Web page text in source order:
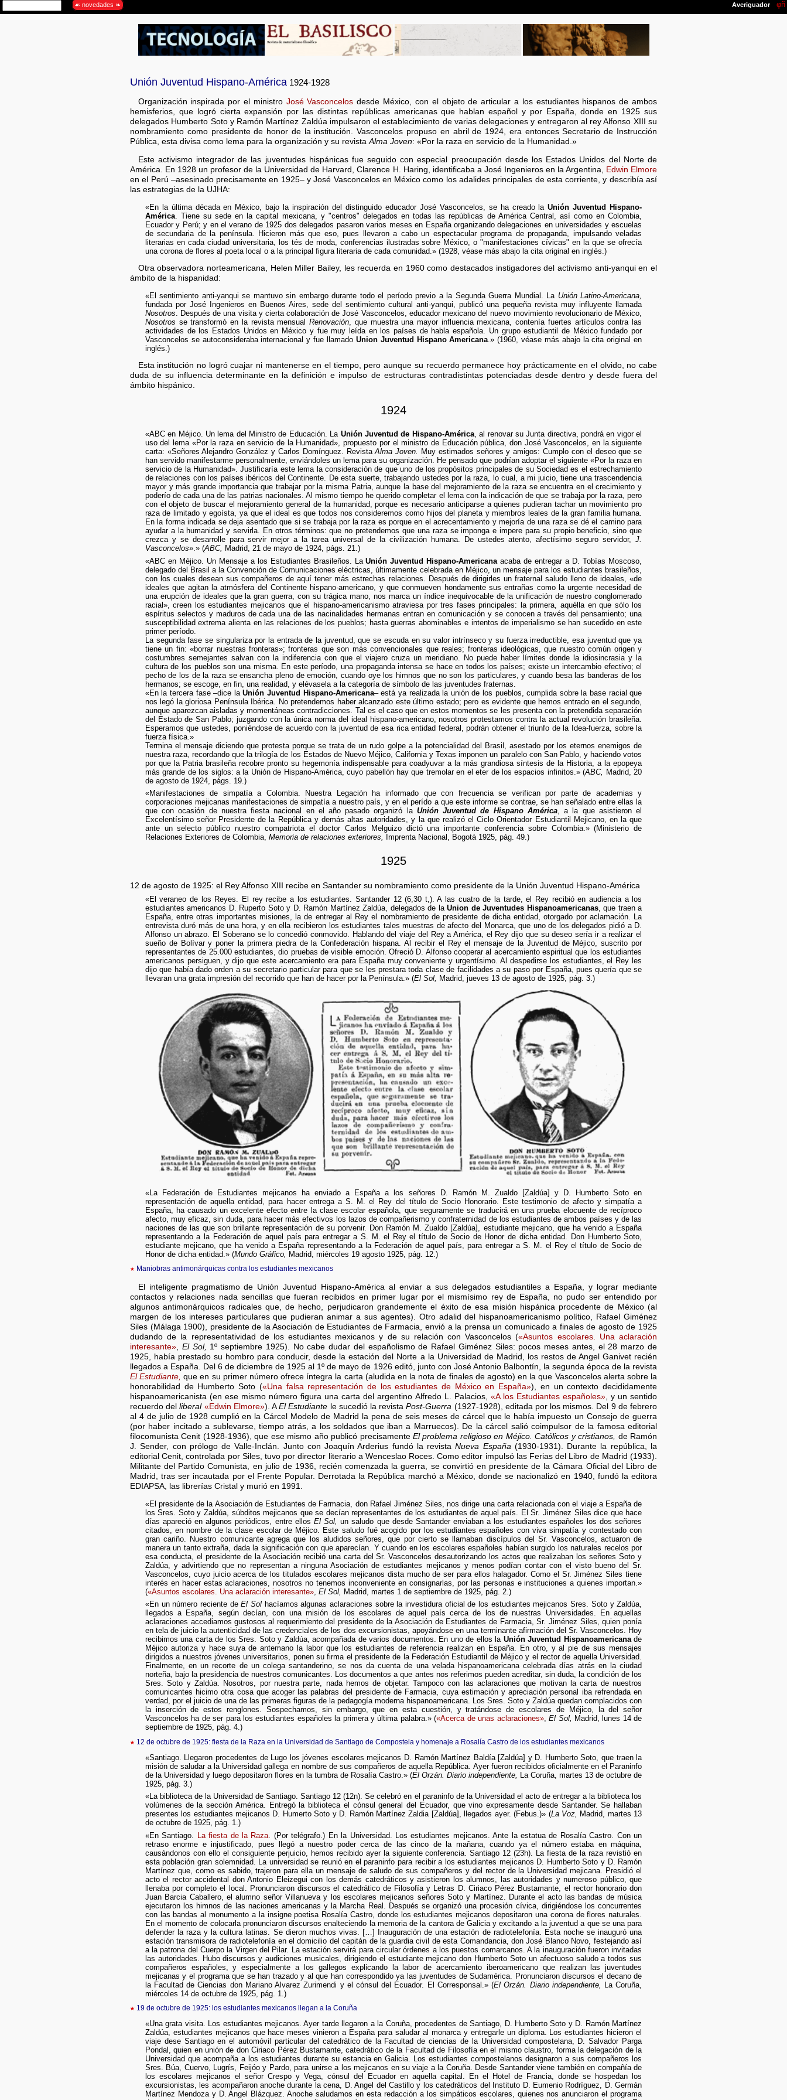
Unión Juventud Hispano-América 1924-1928
Organización inspirada por el ministro José Vasconcelos desde México, con el objeto de articular a los estudiantes hispanos de ambos
hemisferios, que logró cierta expansión por las distintas repúblicas americanas que hablan español y por España, donde en 1925 sus
delegados Humberto Soto y Ramón Martínez Zaldúa impulsaron el establecimiento de varias delegaciones y entregaron al rey Alfonso XIII su
nombramiento como presidente de honor de la institución. Vasconcelos propuso en abril de 1924, era entonces Secretario de Instrucción
Pública, esta divisa como lema para la organización y su revistaAlma Joven: «Por la raza en servicio de la Humanidad.»
Este activismo integrador de las juventudes hispánicas fue seguido con especial preocupación desde los Estados Unidos del Norte de
América. En 1928 un profesor de la Universidad de Harvard, Clarence H. Haring, identificaba a José Ingenieros en la Argentina,
Edwin Elmore
en el Perú –asesinado precisamente en 1925– y José Vasconcelos en México como los adalides principales de esta corriente, y describía así
las estrategias de la UJHA:
«En la última década en México, bajo la inspiración del distinguido educador José Vasconcelos, se ha creado laUnión Juventud Hispano-
América. Tiene su sede en la capital mexicana, y "centros" delegados en todas las repúblicas de América Central, así como en Colombia,
Ecuador y Perú; y en el verano de 1925 dos delegados pasaron varios meses en España organizando delegaciones en universidades y escuelas
de secundaria de la península. Hicieron más que eso, pues llevaron a cabo un espectacular programa de propaganda, impulsando veladas
literarias en cada ciudad universitaria, los tés de moda, conferencias ilustradas sobre México, o "manifestaciones cívicas" en la que se ofrecía
una corona de flores al poeta local o a la principal figura literaria de cada comunidad.» (1928, véase más abajo la cita original en inglés.)
Otra observadora norteamericana, Helen Miller Bailey, les recuerda en 1960 como destacados instigadores del activismo anti-yanqui en el
ámbito de la hispanidad:
«El sentimiento anti-yanqui se mantuvo sin embargo durante todo el período previo a la Segunda Guerra Mundial. La Unión Latino-Americana,
fundada por José Ingenieros en Buenos Aires, sede del sentimiento cultural anti-yanqui, publicó una pequeña revista muy influyente llamada
Nosotros . Después de una visita y cierta colaboración de José Vasconcelos, educador mexicano del nuevo movimiento revolucionario de México,
Nosotros se transformó en la revista mensualRenovación , que muestra una mayor influencia mexicana, contenía fuertes artículos contra las
actividades de los Estados Unidos en México y fue muy leída en los países de habla española. Un grupo estudiantil de México fundado por
Vasconcelos se autoconsideraba internacional y fue llamado Union Juventud Hispano Americana .» (1960, véase más abajo la cita original en
inglés.)
Esta institución no logró cuajar ni mantenerse en el tiempo, pero aunque su recuerdo permanece hoy prácticamente en el olvido, no cabe
duda de su influencia determinante en la definición e impulso de estructuras contradistintas potenciadas desde dentro y desde fuera del
ámbito hispánico.
1924
«ABC en Méjico. Un lema del Ministro de Educación. La Unión Juventud de Hispano-América, al renovar su Junta directiva, pondrá en vigor el
uso del lema «Por la raza en servicio de la Humanidad», propuesto por el ministro de Educación pública, don José Vasconcelos, en la siguiente
carta: «Señores Alejandro González y Carlos Domínguez. RevistaAlma Joven. Muy estimados señores y amigos: Cumplo con el deseo que se
han servido manifestarme personalmente, enviándoles un lema para su organización. He pensado que podrían adoptar el siguiente «Por la raza en
servicio de la Humanidad». Justificaría este lema la consideración de que uno de los propósitos principales de su Sociedad es el estrechamiento
de relaciones con los países ibéricos del Continente. De esta suerte, trabajando ustedes por la raza, lo cual, a mi juicio, tiene una trascendencia
mayor y más grande importancia que trabajar por la misma Patria, aunque la base del mejoramiento de la raza se encuentra en el crecimiento y
poderío de cada una de las patrias nacionales. Al mismo tiempo he querido completar el lema con la indicación de que se trabaja por la raza, pero
con el objeto de buscar el mejoramiento general de la humanidad, porque es necesario anticiparse a quienes pudieran tachar un movimiento pro
raza de limitado y egoísta, ya que el ideal es que todos nos consideremos como hijos del planeta y miembros leales de la gran familia humana.
En la forma indicada se deja asentado que si se trabaja por la raza es porque en el acrecentamiento y mejoría de una raza se dé el camino para
ayudar a la humanidad y servirla. En otros términos: que no pretendemos que una raza se imponga e impere para su propio beneficio, sino que
crezca y se desarrolle para servir mejor a la tarea universal de la civilización humana. De ustedes atento, afectísimo seguro servidor,J.
Vasconcelos».» (ABC, Madrid, 21 de mayo de 1924, págs. 21.)
«ABC en Méjico. Un Mensaje a los Estudiantes Brasileños. LaUnión Juventud Hispano-Americana acaba de entregar a D. Tobías Moscoso,
delegado del Brasil a la Convención de Comunicaciones eléctricas, últimamente celebrada en Méjico, un mensaje para los estudiantes brasileños,
con los cuales desean sus compañeros de aquí tener más estrechas relaciones. Después de dirigirles un fraternal saludo lleno de ideales, «de
ideales que agitan la atmósfera del Continente hispano-americano, y que conmueven hondamente sus entrañas como la urgente necesidad de
una erupción de ideales que la gran guerra, con su trágica mano, nos marca un índice inequivocable de la unificación de nuestro conglomerado
racial», creen los estudiantes mejicanos que el hispano-americanismo atraviesa por tres fases principales: la primera, aquélla en que sólo los
espíritus selectos y maduros de cada una de las nacinalidades hermanas entran en comunicación y se conocen a través del pensamiento; una
susceptibilidad extrema alienta en las relaciones de los pueblos; hasta guerras abominables e intentos de imperialismo se han sucedido en este
primer período.
La segunda fase se singulariza por la entrada de la juventud, que se escuda en su valor intrínseco y su fuerza irreductible, esa juventud que ya
tiene un fin: «borrar nuestras fronteras»; fronteras que son más convencionales que reales; fronteras ideológicas, que nuestro común origen y
costumbres semejantes salvan con la indiferencia con que el viajero cruza un meridiano. No puede haber límites donde la idiosincrasia y la
cultura de los pueblos son una misma. En este período, una propaganda intensa se hace en todos los países; existe un intercambio efectivo; el
pecho de los de la raza se ensancha pleno de emoción, cuando oye los himnos que no son los particulares, y cuando besa las banderas de los
hermanos; se escoge, en fin, una realidad, y elévasela a la categoría de símbolo de las juventudes fraternas.
«En la tercera fase –dice laUnión Juventud Hispano-Americana– está ya realizada la unión de los pueblos, cumplida sobre la base racial que
nos legó la gloriosa Península Ibérica. No pretendemos haber alcanzado este último estado; pero es evidente que hemos entrado en el segundo,
aunque aparezcan aisladas y momentáneas contradicciones. Tal es el caso que en estos momentos se les presenta con la pretendida separación
del Estado de San Pablo; juzgando con la única norma del ideal hispano-americano, nosotros protestamos contra la actual revolución brasileña.
Esperamos que ustedes, poniéndose de acuerdo con la juventud de esa rica entidad federal, podrán obtener el triunfo de la Idea-fuerza, sobre la
fuerza física.»
Termina el mensaje diciendo que protesta porque se trata de un rudo golpe a la potencialidad del Brasil, asestado por los eternos enemigos de
nuestra raza, recordando que la trilogía de los Estados de Nuevo Méjico, California y Texas imponen un paralelo con San Pablo, y haciendo votos
por que la Patria brasileña recobre pronto su hegemonía indispensable para coadyuvar a la más grandiosa síntesis de la Historia, a la epopeya
más grande de los siglos: a la Unión de Hispano-América, cuyo pabellón hay que tremolar en el eter de los espacios infinitos.» (ABC, Madrid, 20
de agosto de 1924, págs. 19.)
«Manifestaciones de simpatía a Colombia. Nuestra Legación ha informado que con frecuencia se verifican por parte de academias y
corporaciones mejicanas manifestaciones de simpatía a nuestro país, y en el perído a que este informe se contrae, se han señalado entre ellas la
que con ocasión de nuestra fiesta nacional en el año pasado organizó la Unión Juventud de Hispano América, a la que asistieron el
Excelentísimo señor Presidente de la República y demás altas autoridades, y la que realizó el Ciclo Orientador Estudiantil Mejicano, en la que
ante un selecto público nuestro compatriota el doctor Carlos Melguizo dictó una importante conferencia sobre Colombia.» (Ministerio de
Relaciones Exteriores de Colombia, Memoria de relaciones exteriores, Imprenta Nacional, Bogotá 1925, pág. 49.)
1925
12 de agosto de 1925: el Rey Alfonso XIII recibe en Santander su nombramiento como presidente de la Unión Juventud Hispano-América
«El veraneo de los Reyes. El rey recibe a los estudiantes. Santander 12 (6,30 t,). A las cuatro de la tarde, el Rey recibió en audiencia a los
estudiantes americanos D. Ruperto Soto y D. Ramón Martínez Zaldúa, delegados de laUnion de Juventudes Hispanoamericanas, que traen a
España, entre otras importantes misiones, la de entregar al Rey el nombramiento de presidente de dicha entidad, otorgado por aclamación. La
entrevista duró más de una hora, y en ella recibieron los estudiantes tales muestras de afecto del Monarca, que uno de los delegados pidió a D.
Alfonso un abrazo. El Soberano se lo concedió conmovido. Hablando del viaje del Rey a América, el Rey dijo que su deseo sería ir a realizar el
sueño de Bolívar y poner la primera piedra de la Confederación hispana. Al recibir el Rey el mensaje de la Juventud de Méjico, suscrito por
representantes de 25.000 estudiantes, dio pruebas de visible emoción. Ofreció D. Alfonso cooperar al acercamiento espiritual que los estudiantes
americanos persiguen, y dijo que este acercamiento era para España muy conveniente y urgentísimo. Al despedirse los estudiantes, el Rey les
dijo que había dado orden a su secretario particular para que se les prestara toda clase de facilidades a su paso por España, pues quería que se
llevaran una grata impresión del recorrido que han de hacer por la Península.» (El Sol, Madrid, jueves 13 de agosto de 1925, pág. 3.)
«La Federación de Estudiantes mejicanos ha enviado a España a los señores D. Ramón M. Zualdo [Zaldúa] y D. Humberto Soto en
representación de aquella entidad, para hacer entrega a S. M. el Rey del título de Socio Honorario. Este testimonio de afecto y simpatía a
España, ha causado un excelente efecto entre la clase escolar española, que seguramente se traducirá en una prueba elocuente de recíproco
afecto, muy eficaz, sin duda, para hacer más efectivos los lazos de compañerismo y confraternidad de los estudiantes de ambos países y de las
naciones de las que son brillante representación de su porvenir. Don Ramón M. Zualdo [Zaldúa], estudiante mejicano, que ha venido a España
representando a la Federación de aquel país para entregar a S. M. el Rey el título de Socio de Honor de dicha entidad. Don Humberto Soto,
estudiante mejicano, que ha venido a España representando a la Federación de aquel país, para entregar a S. M. el Rey el título de Socio de
Honor de dicha entidad.» (Mundo Gráfico, Madrid, miércoles 19 agosto 1925, pág. 12.)
★ Maniobras antimonárquicas contra los estudiantes mexicanos
El inteligente pragmatismo de Unión Juventud Hispano-América al enviar a sus delegados estudiantiles a España, y lograr mediante
contactos y relaciones nada sencillas que fueran recibidos en primer lugar por el mismísimo rey de España, no pudo ser entendido por
algunos antimonárquicos radicales que, de hecho, perjudicaron grandemente el éxito de esa misión hispánica procedente de México (al
margen de los intereses particulares que pudieran animar a sus agentes). Otro adalid del hispanoamericanismo político, Rafael Giménez
Siles (Málaga 1900), presidente de la Asociación de Estudiantes de Farmacia, envió a la prensa un comunicado a finales de agosto de 1925
dudando de la representatividad de los estudiantes mexicanos y de su relación con Vasconcelos («Asuntos escolares. Una aclaración
interesante», El Sol, 1º septiembre 1925). No cabe dudar del españolismo de Rafael Giménez Siles: pocos meses antes, el 28 marzo de
1925, había prestado su hombro para conducir, desde la estación del Norte a la Universidad de Madrid, los restos de Angel Ganivet recién
llegados a España. Del 6 de diciembre de 1925 al 1º de mayo de 1926 editó, junto con José Antonio Balbontín, la segunda época de la revista
El Estudiante, que en su primer número ofrece íntegra la carta (aludida en la nota de finales de agosto) en la que Vasconcelos alerta sobre la
honorabilidad de Humberto Soto («Una falsa representación de los estudiantes de México en España»), en un contexto decididamente
hispanoamericanista (en ese mismo número figura una carta del argentino Alfredo L. Palacios, «A los Estudiantes españoles», y un sentido
recuerdo delliberal «Edwin Elmore»). AEl Estudiante le sucedió la revistaPost-Guerra (1927-1928), editada por los mismos. Del 9 de febrero
al 4 de julio de 1928 cumplió en la Cárcel Modelo de Madrid la pena de seis meses de cárcel que le había impuesto un Consejo de guerra
(por haber incitado a sublevarse, tiempo atrás, a los soldados que iban a Marruecos). De la cárcel salió coimpulsor de la famosa editorial
filocomunista Cenit (1928-1936), que ese mismo año publicó precisamente El problema religioso en Méjico. Católicos y cristianos, de Ramón
J. Sender, con prólogo de Valle-Inclán. Junto con Joaquín Arderius fundó la revistaNueva España(1930-1931). Durante la república, la
editorial Cenit, controlada por Siles, tuvo por director literario a Wenceslao Roces. Como editor impulsó las Ferias del Libro de Madrid (1933).
Militante del Partido Comunista, en julio de 1936, recién comenzada la guerra, se convirtió en presidente de la Cámara Oficial del Libro de
Madrid, tras ser incautada por el Frente Popular. Derrotada la República marchó a México, donde se nacionalizó en 1940, fundó la editora
EDIAPSA, las librerías Cristal y murió en 1991.
«El presidente de la Asociación de Estudiantes de Farmacia, don Rafael Jiménez Siles, nos dirige una carta relacionada con el viaje a España de
los Sres. Soto y Zaldúa, súbditos mejicanos que se decían representantes de los estudiantes de aquel país. El Sr. Jiménez Siles dice que hace
días apareció en algunos periódicos, entre ellos El Sol, un saludo que desde Santander enviaban a los estudiantes españoles los dos señores
citados, en nombre de la clase escolar de Méjico. Este saludo fué acogido por los estudiantes españoles con viva simpatía y contestado con
gran cariño. Nuestro comunicante agrega que los aludidos señores, que por cierto se llamaban discípulos del Sr. Vasconcelos, actuaron de
manera un tanto extraña, dada la significación con que aparecían. Y cuando en los escolares españoles habían surgido los naturales recelos por
esa conducta, el presidente de la Asociación recibió una carta del Sr. Vasconcelos desautorizando los actos que realizaban los señores Soto y
Zaldúa, y advirtiendo que no representan a ninguna Asociación de estudiantes mejicanos y menos podían contar con el visto bueno del Sr.
Vasconcelos, cuyo juicio acerca de los titulados escolares mejicanos dista mucho de ser para ellos halagador. Como el Sr. Jiménez Siles tiene
interés en hacer estas aclaraciones, nosotros no tenemos inconveniente en consignarlas, por las personas e instituciones a quienes importan.»
(«Asuntos escolares. Una aclaración interesante», El Sol, Madrid, martes 1 de septiembre de 1925, pág. 2.)
«En un número reciente deEl Solhacíamos algunas aclaraciones sobre la investidura oficial de los estudiantes mejicanos Sres. Soto y Zaldúa,
llegados a España, según decían, con una misión de los escolares de aquel país cerca de los de nuestras Universidades. En aquellas
aclaraciones accediamos gustosos al requerimiento del presidente de la Asociación de Estudiantes de Farmacia, Sr. Jiménez Siles, quien ponía
en tela de juicio la autenticidad de las credenciales de los dos excursionistas, apoyándose en una terminante afirmación del Sr. Vasconcelos. Hoy
recibimos una carta de los Sres. Soto y Zaldúa, acompañada de varios documentos. En uno de ellos la Unión Juventud Hispanoamericanade
Méjico autoriza y hace suya de antemano la labor que los estudiantes de referencia realizan en España. En otro, y al pie de sus mensajes
dirigidos a nuestros jóvenes universitarios, ponen su firma el presidente de la Federación Estudiantil de Méjico y el rector de aquella Universidad.
Finalmente, en un recorte de un colega santanderino, se nos da cuenta de una velada hispanoamericana celebrada días atrás en la ciudad
norteña, bajo la presidencia de nuestros comunicantes. Los documentos a que antes nos referimos pueden acreditar, sin duda, la condición de los
Sres. Soto y Zaldúa. Nosotros, por nuestra parte, nada hemos de objetar. Tampoco con las aclaraciones que motivan la carta de nuestros
comunicantes hicimo otra cosa que acoger las palabras del presidente de Farmacia, cuya estimación y apreciación personal iba refrendada en
verdad, por el juicio de una de las primeras figuras de la pedagogía moderna hispanoamericana. Los Sres. Soto y Zaldúa quedan complacidos con
la inserción de estos renglones. Sospechamos, sin embargo, que en esta cuestión, y tratándose de escolares de Méjico, la del señor
Vasconcelos ha de ser para los estudiantes españoles la primera y última palabra.» («Acerca de unas aclaraciones»,El Sol, Madrid, lunes 14 de
septiembre de 1925, pág. 4.)
★ 12 de octubre de 1925: fiesta de la Raza en la Universidad de Santiago de Compostela y homenaje a Rosalía Castro de los estudiantes mexicanos
«Santiago. Llegaron procedentes de Lugo los jóvenes escolares mejicanos D. Ramón Martínez Baldía [Zaldúa] y D. Humberto Soto, que traen la
misión de saludar a la Universidad gallega en nombre de sus compañeros de aquella República. Ayer fueron recibidos oficialmente en el Paraninfo
de la Universidad y luego depositaron flores en la tumbra de Rosalía Castro.» (El Orzán. Diario independiente, La Coruña, martes 13 de octubre de
1925, pág. 3.)
«La biblioteca de la Universidad de Santiago. Santiago 12 (12n). Se celebró en el paraninfo de la Universidad el acto de entregar a la biblioteca los
volúmenes de la sección América. Entregó la biblioteca el cónsul general del Ecuador, que vino expresamente desde Santander. Se hallaban
presentes los estudiantes mejicanos D. Humerto Soto y D. Ramón Martínez Zaldia [Zaldúa], llegados ayer. (Febus.)» (La Voz, Madrid, martes 13
de octubre de 1925, pág. 1.)
«En Santiago. La fiesta de la Raza . (Por telégrafo.) En la Universidad. Los estudiantes mejicanos. Ante la estatua de Rosalía Castro. Con un
retraso enorme e injustificado, pues llegó a nuestro poder cerca de las cinco de la mañana, cuando ya el número estaba en máquina,
causándonos con ello el consiguiente perjuicio, hemos recibido ayer la siguiente conferencia. Santiago 12 (23h). La fiesta de la raza revistió en
esta población gran solemnidad. La universidad se reunió en el paraninfo para recibir a los estudiantes mejicanos D. Humberto Soto y D. Ramón
Martínez que, como es sabido, trajeron para ella un mensaje de saludo de sus compañeros y del rector de la Universidad mejicana. Presidió el
acto el rector accidental don Antonio Eleizegui con los demás catedráticos y asistieron los alumnos, las autoridades y numeroso público, que
llenaba por completo el local. Pronunciaron discursos el catedrático de Filosofía y Letras D. Ciriaco Pérez Bustamante, el rector honorario don
Juan Barcia Caballero, el alumno señor Villanueva y los escolares mejicanos señores Soto y Martínez. Durante el acto las bandas de música
ejecutaron los himnos de las naciones americanas y la Marcha Real. Después se organizó una procesión cívica, dirigiéndose los concurrentes
con las bandas al monumento a la insigne poetisa Rosalía Castro, donde los estudiantes mejicanos depositaron una corona de flores naturales.
En el momento de colocarla pronunciaron discursos enalteciendo la memoria de la cantora de Galicia y excitando a la juventud a que se una para
defender la raza y la cultura latinas. Se dieron muchos vivas. […] Inauguración de una estación de radiotelefonía. Esta noche se inauguró una
estación transmisora de radiotelefonía en el domicilio del capitán de la guardia civil de esta Comandancia, don José Blanco Novo, festejando así
a la patrona del Cuerpo la Virgen del Pilar. La estación servirá para circular órdenes a los puestos comarcanos. A la inauguración fueron invitadas
las autoridades. Hubo discursos y audiciones musicales, dirigiendo el estudiante mejicano don Humberto Soto un afectuoso saludo a todos sus
compañeros españoles, y especialmente a los gallegos explicando la labor de acercamiento iberoamericano que realizan las juventudes
mejicanas y el programa que se han trazado y al que han correspondido ya las juventudes de Sudamérica. Pronunciaron discursos el decano de
la Facultad de Ciencias don Mariano Alvarez Zurimendi y el cónsul del Ecuador. El Corresponsal.» (El Orzán. Diario independiente,
La Coruña,
miércoles 14 de octubre de 1925, pág. 1.)
★ 19 de octubre de 1925: los estudiantes mexicanos llegan a la Coruña
«Una grata visita. Los estudiantes mejicanos. Ayer tarde llegaron a la Coruña, procedentes de Santiago, D. Humberto Soto y D. Ramón Martínez
Zaldúa, estudiantes mejicanos que hace meses vinieron a España para saludar al monarca y entregarle un diploma. Los estudiantes hicieron el
viaje dese Santiago en el automóvil particular del catedrático de la Facultad de ciencias de la Universidad compostelana, D. Salvador Parga
Pondal, quien en unión de don Ciriaco Pérez Bustamante, catedrático de la Facultad de Filosofía en el mismo claustro, forma la delegación de la
Universidad que acompaña a los estudiantes durante su estancia en Galicia. Los estudiantes compostelanos designaron a sus compañeros los
Sres. Búa, Cuervo, Lugrís, Feijóo y Pardo, para unirse a los mejicanos en su viaje a la Coruña. Desde Santander viene también en compañía de
los escolares mejicanos el señor Crespo y Vega, cónsul del Ecuador en aquella capital. En el Hotel de Francia, donde se hospedan los
excursionistas, les acompañaron anoche durante la cena, D. Angel del Castillo y los catedráticos del Instituto D. Eumenio Rodríguez, D. Germán
Martínez Mendoza y D. Angel Blázquez. Anoche saludamos en esta redacción a los simpáticos escolares, quienes nos anunciaron el programa